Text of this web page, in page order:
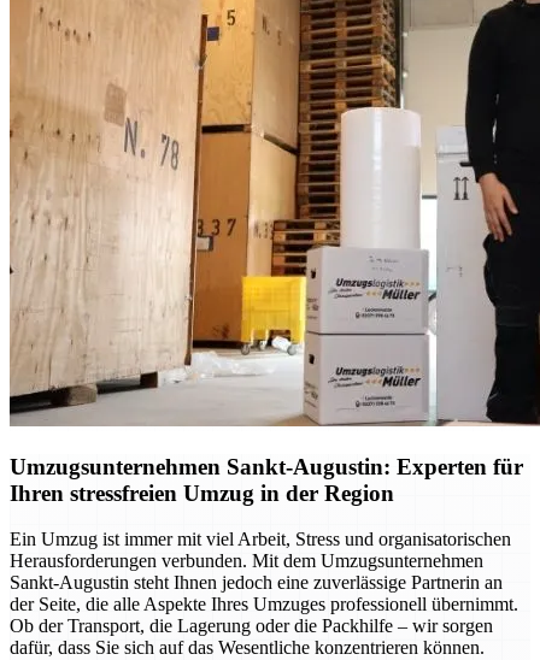
Umzugsunternehmen Sankt-Augustin: Experten für
Ihren stressfreien Umzug in der Region
Ein Umzug ist immer mit viel Arbeit, Stress und organisatorischen
Herausforderungen verbunden. Mit dem Umzugsunternehmen
Sankt-Augustin steht Ihnen jedoch eine zuverlässige Partnerin an
der Seite, die alle Aspekte Ihres Umzuges professionell übernimmt.
Ob der Transport, die Lagerung oder die Packhilfe – wir sorgen
dafür, dass Sie sich auf das Wesentliche konzentrieren können.